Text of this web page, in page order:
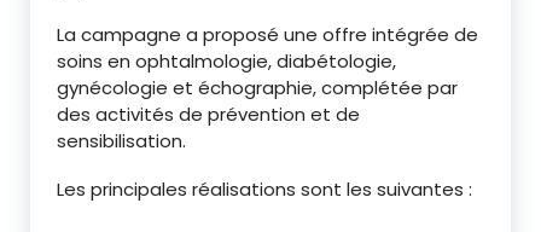
La campagne a proposé une offre intégrée de
soins en ophtalmologie, diabétologie,
gynécologie et échographie, complétée par
des activités de prévention et de
sensibilisation.
Les principales réalisations sont les suivantes :